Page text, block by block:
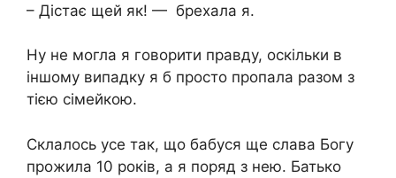
– Дістає щей як! — брехала я.
Ну не могла я говорити правду, оскільки в
іншому випадку я б просто пропала разом з
тією сімейкою.
Склалось усе так, що бабуся ще слава Богу
прожила 10 років, а я поряд з нею. Батько